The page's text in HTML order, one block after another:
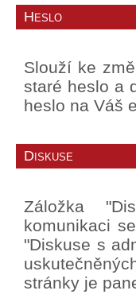
Heslo
Slouží ke
staré heslo a
heslo na Váš
Diskuse
Záložka
komunikaci
"Diskuse s
stránky je